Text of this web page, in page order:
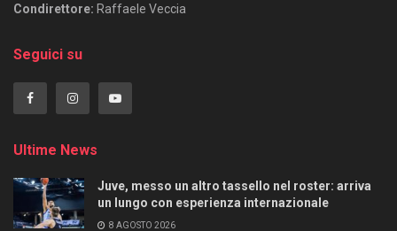
Condirettore: Raffaele Veccia
Seguici su
Ultime News
Juve, messo un altro tassello nel roster: arriva
un lungo con esperienza internazionale
8 AGOSTO 2026